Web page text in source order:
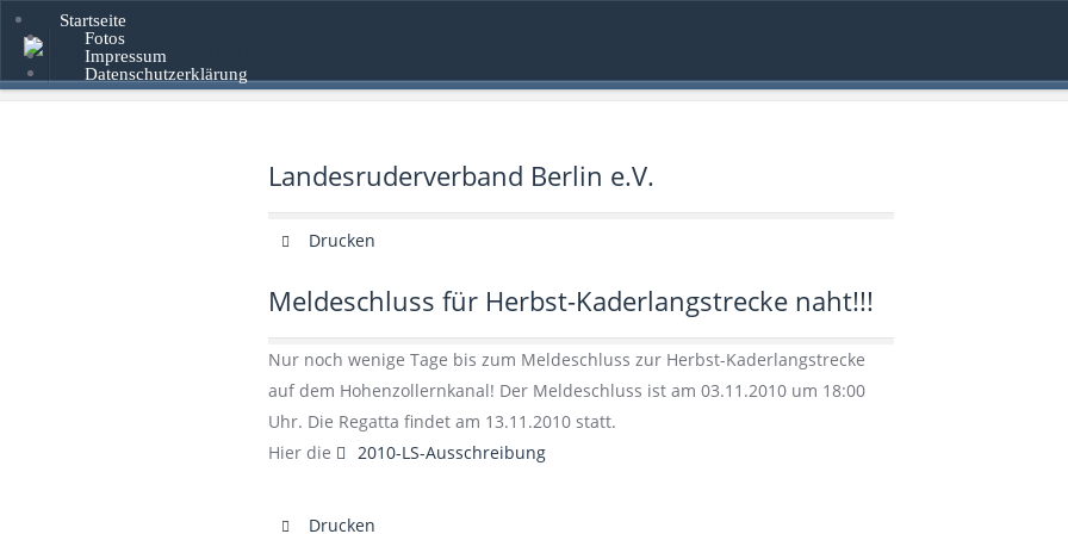
Startseite
Fotos
Impressum
Datenschutzerklärung
Landesruderverband Berlin e.V.
Drucken
Meldeschluss für Herbst-Kaderlangstrecke naht!!!
Nur noch wenige Tage bis zum Meldeschluss zur Herbst-Kaderlangstrecke
auf dem Hohenzollernkanal! Der Meldeschluss ist am 03.11.2010 um 18:00
Uhr. Die Regatta findet am 13.11.2010 statt.
Hier die
default
2010-LS-Ausschreibung
Drucken